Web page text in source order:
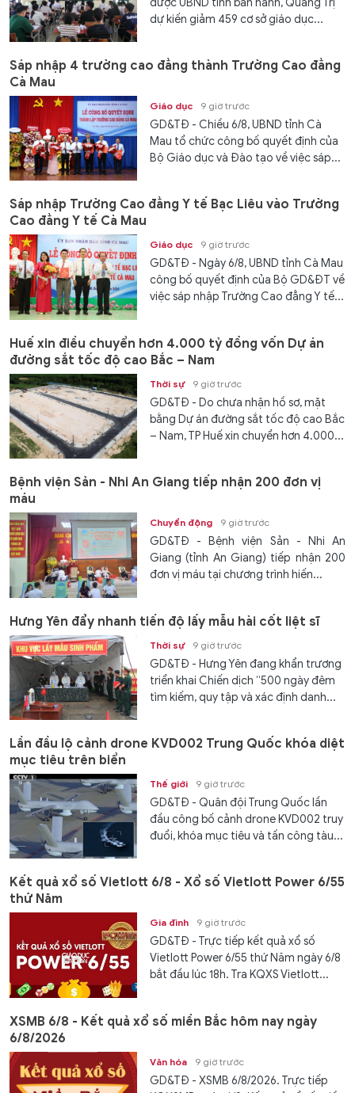
dự kiến giảm 459 cơ sở giáo dục...
Sáp nhập 4 trường cao đẳng thành Trường Cao đẳng
Cà Mau
Giáo dục 9 giờ trước
GD&TĐ - Chiều 6/8, UBND tỉnh Cà
Mau tổ chức công bố quyết định của
Bộ Giáo dục và Đào tạo về việc sáp...
Sáp nhập Trường Cao đẳng Y tế Bạc Liêu vào Trường
Cao đẳng Y tế Cà Mau
Giáo dục 9 giờ trước
GD&TĐ - Ngày 6/8, UBND tỉnh Cà Mau
công bố quyết định của Bộ GD&ĐT về
việc sáp nhập Trường Cao đẳng Y tế...
Huế xin điều chuyển hơn 4.000 tỷ đồng vốn Dự án
đường sắt tốc độ cao Bắc – Nam
Thời sự 9 giờ trước
GD&TĐ - Do chưa nhận hồ sơ, mặt
bằng Dự án đường sắt tốc độ cao Bắc
– Nam, TP Huế xin chuyển hơn 4.000...
Bệnh viện Sản - Nhi An Giang tiếp nhận 200 đơn vị
máu
Chuyển động 9 giờ trước
GD&TĐ - Bệnh viện Sản - Nhi An
Giang (tỉnh An Giang) tiếp nhận 200
đơn vị máu tại chương trình hiến...
Hưng Yên đẩy nhanh tiến độ lấy mẫu hài cốt liệt sĩ
Thời sự 9 giờ trước
GD&TĐ - Hưng Yên đang khẩn trương
triển khai Chiến dịch “500 ngày đêm
tìm kiếm, quy tập và xác định danh...
Lần đầu lộ cảnh drone KVD002 Trung Quốc khóa diệt
mục tiêu trên biển
Thế giới 9 giờ trước
GD&TĐ - Quân đội Trung Quốc lần
đầu công bố cảnh drone KVD002 truy
đuổi, khóa mục tiêu và tấn công tàu...
Kết quả xổ số Vietlott 6/8 - Xổ số Vietlott Power 6/55
thứ Năm
Gia đình 9 giờ trước
GD&TĐ - Trực tiếp kết quả xổ số
Vietlott Power 6/55 thứ Năm ngày 6/8
bắt đầu lúc 18h. Tra KQXS Vietlott...
XSMB 6/8 - Kết quả xổ số miền Bắc hôm nay ngày
6/8/2026
Văn hóa 9 giờ trước
GD&TĐ - XSMB 6/8/2026. Trực tiếp